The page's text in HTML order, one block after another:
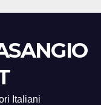
Italiani